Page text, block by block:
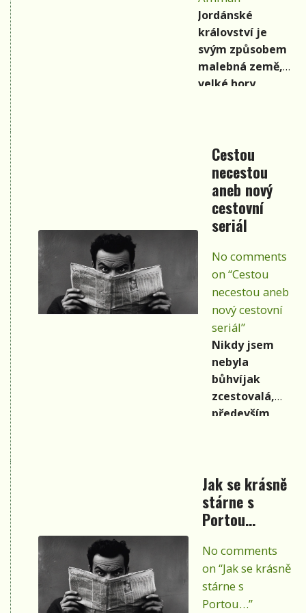
záplavou
zeleně,
tolik
postrádané
ve
z
pevninské
strany
horským
masívem,
který v
každém
okamžiku
mění svou
barvu, dle
denní doby
od světle
béžové po
temně
červenou.
Jordánské
království je
svým způsobem
malebná země,
velké hory
vyprahlá a
kamenitá. Zdá
se být poklidnou
oázou uprostřed
„horkého pole“
států. Na
hraničních
územích zajisté
takovým
poklidem
neoplývá, ale to
mám
zprostředkované
od lidí, kteří tam
pracují, převážně
Cestou
necestou
aneb nový
cestovní
seriál
No comments
on “Cestou
necestou aneb
nový cestovní
seriál”
Nikdy jsem
nebyla
bůhvíjak
zcestovalá,
především
negramotnost
byly mým
největším
tím i jakousi
bariérou, proč
jsem se
nepodívala na
Jak se krásně
stárne s
Portou…
No comments
on “Jak se krásně
stárne s
Portou…”